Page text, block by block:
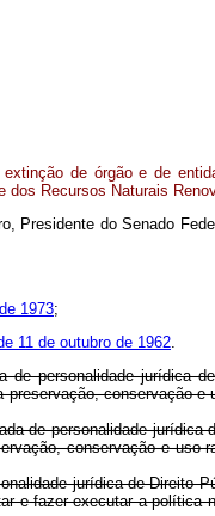
extinção de órgão e de
dos Recursos Naturais
Presidente do Senado
1973;
11 de outubro de 1962.
personalidade jurídica
conservação
de personalidade jurídica
conservação e uso
jurídica de Direito
e fazer executar a política